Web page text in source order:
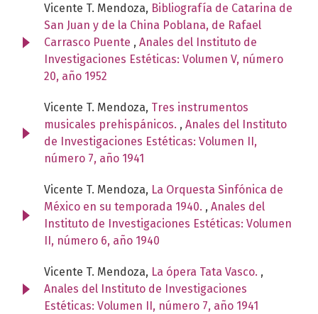
Vicente T. Mendoza, Bibliografía de Catarina de
San Juan y de la China Poblana, de Rafael
Carrasco Puente , Anales del Instituto de
Investigaciones Estéticas: Volumen V, número
20, año 1952
Vicente T. Mendoza, Tres instrumentos
musicales prehispánicos. , Anales del Instituto
de Investigaciones Estéticas: Volumen II,
número 7, año 1941
Vicente T. Mendoza, La Orquesta Sinfónica de
México en su temporada 1940. , Anales del
Instituto de Investigaciones Estéticas: Volumen
II, número 6, año 1940
Vicente T. Mendoza, La ópera Tata Vasco. ,
Anales del Instituto de Investigaciones
Estéticas: Volumen II, número 7, año 1941